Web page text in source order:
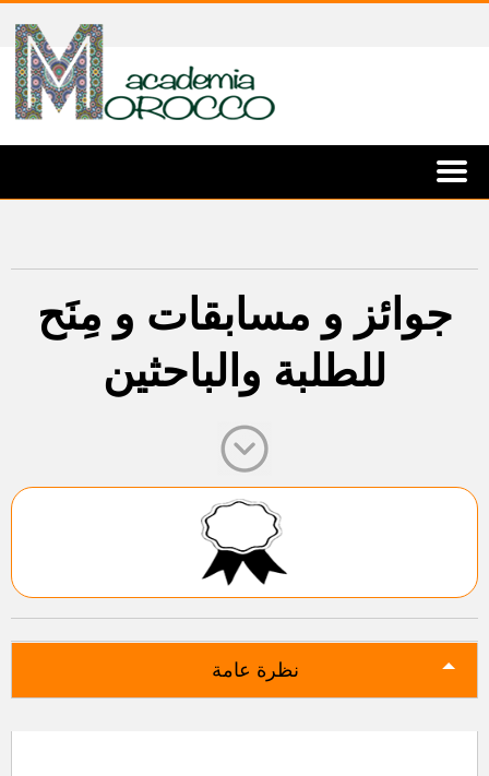
جوائز و مسابقات و مِنَح
للطلبة والباحثين
نظرة عامة